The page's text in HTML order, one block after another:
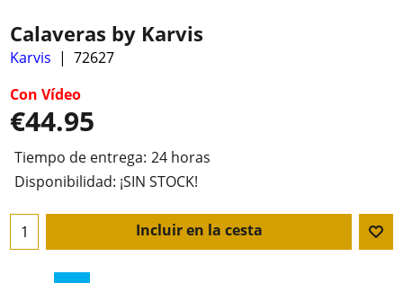
Calaveras by Karvis
Karvis
72627
Con Vídeo
€44.95
Tiempo de entrega: 24 horas
Disponibilidad: ¡SIN STOCK!
Incluir en la cesta